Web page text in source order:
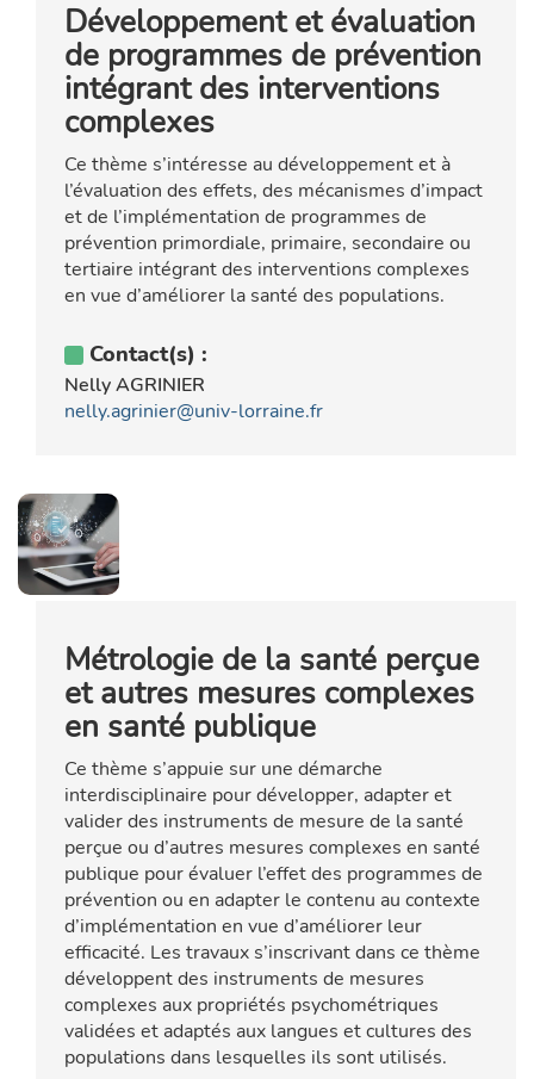
Développement et évaluation
de programmes de prévention
intégrant des interventions
complexes
Ce thème s’intéresse au développement et à
l’évaluation des effets, des mécanismes d’impact
et de l’implémentation de programmes de
prévention primordiale, primaire, secondaire ou
tertiaire intégrant des interventions complexes
en vue d’améliorer la santé des populations.
Contact(s) :
Nelly AGRINIER
nelly.agrinier@univ-lorraine.fr
Métrologie de la santé perçue
et autres mesures complexes
en santé publique
Ce thème s’appuie sur une démarche
interdisciplinaire pour développer, adapter et
valider des instruments de mesure de la santé
perçue ou d’autres mesures complexes en santé
publique pour évaluer l’effet des programmes de
prévention ou en adapter le contenu au contexte
d’implémentation en vue d’améliorer leur
efficacité. Les travaux s’inscrivant dans ce thème
développent des instruments de mesures
complexes aux propriétés psychométriques
validées et adaptés aux langues et cultures des
populations dans lesquelles ils sont utilisés.